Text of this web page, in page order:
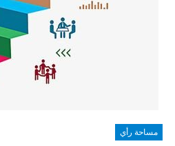
مساحة رأي